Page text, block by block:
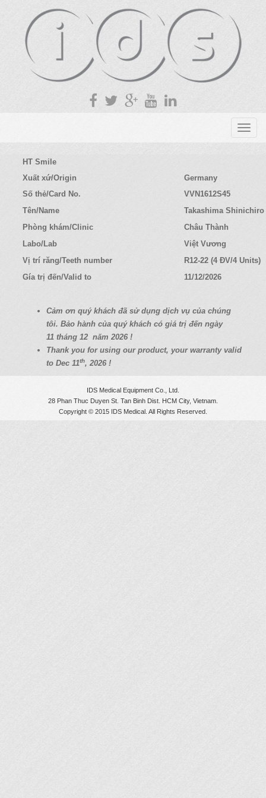
T
n
g
HT Smile
Xuất xứ/Origin
Germany
Số thẻ/Card No.
VVN1612S45
Tên/Name
Takashima Shinichiro
Phòng khám/Clinic
Châu Thành
Labo/Lab
Việt Vương
Vị trí răng/Teeth number
R12-22 (4 ĐV/4 Units)
Gía trị đến/Valid to
11/12/2026
Cảmơn quý khách đã sử dụng dịch vụ của chúng
tôi. Bảo hành của quý khách có giá trị đến ngày
11tháng 12 năm 2026 !
Thank you for using our product, your warranty valid
to Dec 11th, 2026 !
IDS Medical Equipment Co., Ltd.
28 Phan Thuc Duyen St. Tan Binh Dist. HCM City, Vietnam.
Copyright © 2015 IDS Medical. All Rights Reserved.